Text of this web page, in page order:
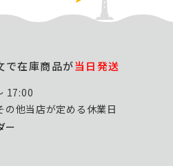
で在庫商品が当日発送
17:00
他当店が定める休業日
ー